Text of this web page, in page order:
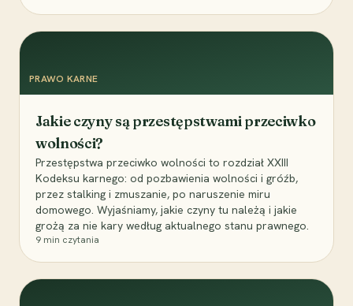
PRAWO KARNE
Jakie czyny są przestępstwami przeciwko
wolności?
Przestępstwa przeciwko wolności to rozdział XXIII
Kodeksu karnego: od pozbawienia wolności i gróźb,
przez stalking i zmuszanie, po naruszenie miru
domowego. Wyjaśniamy, jakie czyny tu należą i jakie
grożą za nie kary według aktualnego stanu prawnego.
9 min czytania